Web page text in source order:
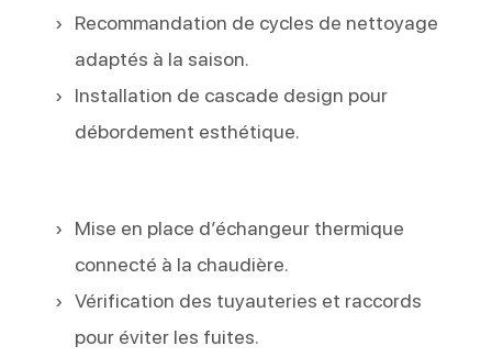
Recommandation de cycles de nettoyage
adaptés à la saison.
Installation de cascade design pour
débordement esthétique.
Mise en place d’échangeur thermique
connecté à la chaudière.
Vérification des tuyauteries et raccords
pour éviter les fuites.